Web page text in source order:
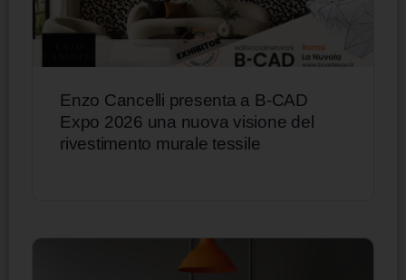
Enzo Cancelli presenta a B-CAD
Expo 2026 una nuova visione del
rivestimento murale tessile